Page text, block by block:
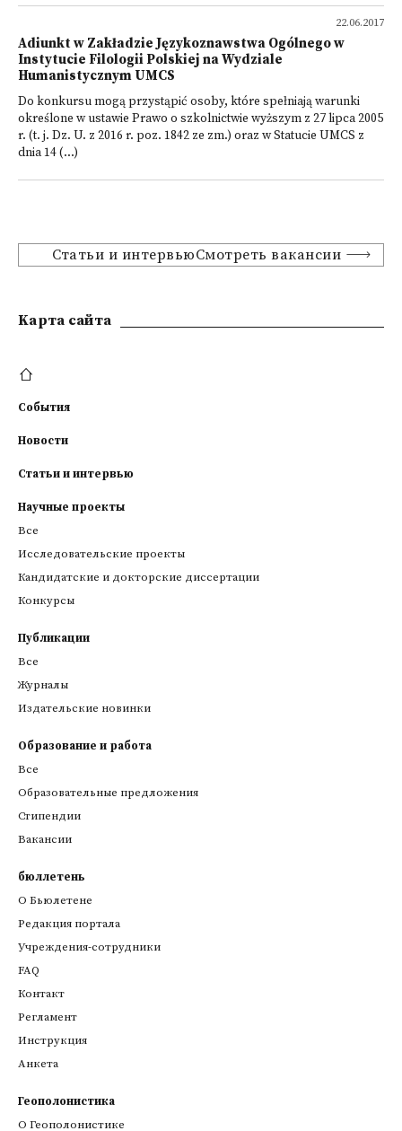
22.06.2017
Adiunkt w Zakładzie Językoznawstwa Ogólnego w
Instytucie Filologii Polskiej na Wydziale
Humanistycznym UMCS
Do konkursu mogą przystąpić osoby, które spełniają warunki
określone w ustawie Prawo o szkolnictwie wyższym z 27 lipca 2005
r. (t. j. Dz. U. z 2016 r. poz. 1842 ze zm.) oraz w Statucie UMCS z
dnia 14 (...)
Статьи и интервьюСмотреть вакансии
Kарта сайта
События
Новости
Статьи и интервью
Научные проекты
Все
Исследовательские проекты
Кандидатские и докторские диссертации
Конкурсы
Публикации
Все
Журналы
Издательские новинки
Образование и работа
Все
Образовательные предложения
Стипендии
Вакансии
бюллетень
О Бьюлетене
Редакция портала
Учреждения-сотрудники
FAQ
Контакт
Регламент
Инструкция
Анкета
Геополонистика
О Геополонистике